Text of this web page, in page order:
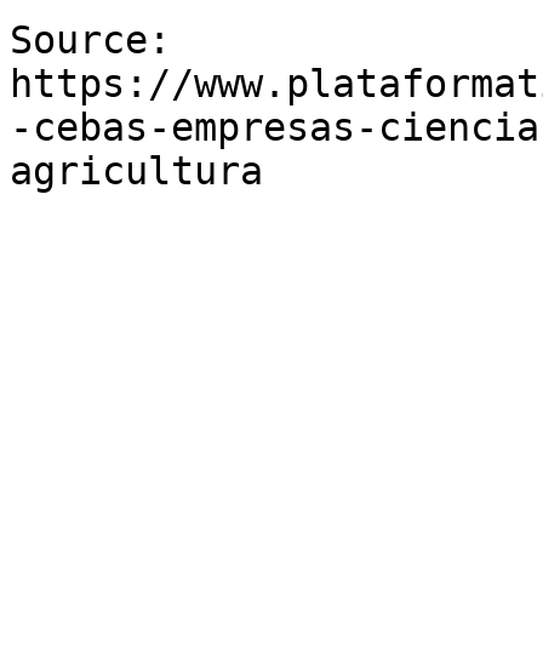
Source:
https://
-cebas-empresas-